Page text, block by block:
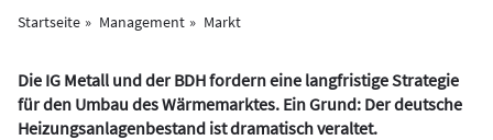
Startseite Management Markt
Die IG Metall und der BDH fordern eine langfristige Strategie
für den Umbau des Wärmemarktes. Ein Grund: Der deutsche
Heizungsanlagenbestand ist dramatisch veraltet.